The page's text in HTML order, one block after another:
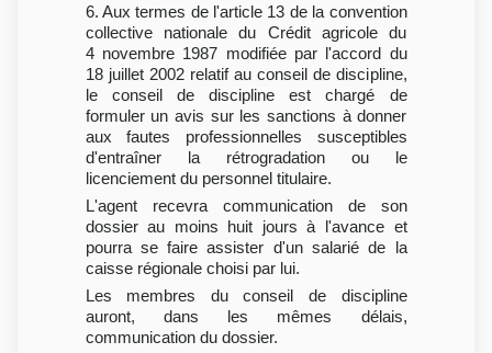
6. Aux termes de l'article 13 de la convention
collective nationale du Crédit agricole du
4 novembre 1987 modifiée par l'accord du
18 juillet 2002 relatif au conseil de discipline,
le conseil de discipline est chargé de
formuler un avis sur les sanctions à donner
aux fautes professionnelles susceptibles
d'entraîner la rétrogradation ou le
licenciement du personnel titulaire.
L'agent recevra communication de son
dossier au moins huit jours à l'avance et
pourra se faire assister d'un salarié de la
caisse régionale choisi par lui.
Les membres du conseil de discipline
auront, dans les mêmes délais,
communication du dossier.